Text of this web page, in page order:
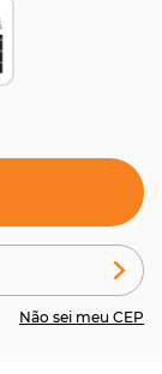
Não sei meu CEP